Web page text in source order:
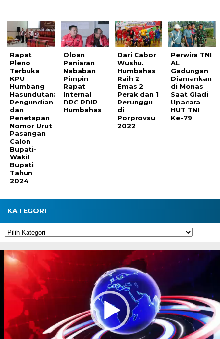
Rapat
Pleno
Terbuka
KPU
Humbang
Hasundutan:
Pengundian
dan
Penetapan
Nomor Urut
Pasangan
Calon
Bupati-
Wakil
Bupati
Tahun
2024
Oloan
Paniaran
Nababan
Pimpin
Rapat
Internal
DPC PDIP
Humbahas
Dari Cabor
Wushu.
Humbahas
Raih 2
Emas 2
Perak dan 1
Perunggu
di
Porprovsu
2022
Perwira TNI
AL
Gadungan
Diamankan
di Monas
Saat Gladi
Upacara
HUT TNI
Ke-79
KATEGORI
Kategori
Pemutar
Video